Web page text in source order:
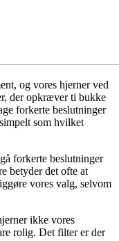
og vores hjerner ved
der opkræver ti bukke
forkerte beslutninger
som hvilket
forkerte beslutninger
betyder det ofte at
vores valg, selvom
ikke vores
rolig. Det filter er der